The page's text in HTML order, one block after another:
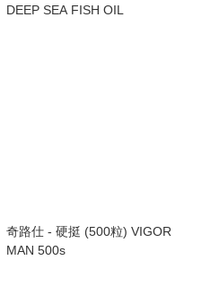
DEEP SEA FISH OIL
奇路仕 - 硬挺 (500粒) VIGOR
MAN 500s